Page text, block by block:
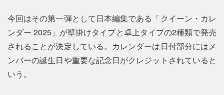
今回はその第一弾として日本編集である「クイーン・カレ
ンダー 2025」が壁掛けタイプと卓上タイプの2種類で発売
されることが決定している。カレンダーは日付部分にはメ
ンバーの誕生日や重要な記念日がクレジットされていると
いう。